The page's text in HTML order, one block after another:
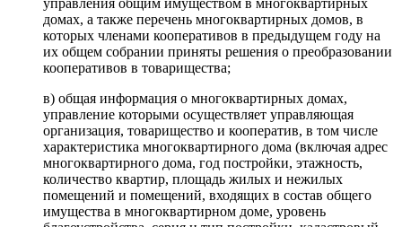
домах, а также перечень многоквартирных домов, в
которых членами кооперативов в предыдущем году на
их общем собрании приняты решения о преобразовании
кооперативов в товарищества;
в) общая информация о многоквартирных домах,
управление которыми осуществляет управляющая
организация, товарищество и кооператив, в том числе
характеристика многоквартирного дома (включая адрес
многоквартирного дома, год постройки, этажность,
количество квартир, площадь жилых и нежилых
помещений и помещений, входящих в состав общего
имущества в многоквартирном доме, уровень